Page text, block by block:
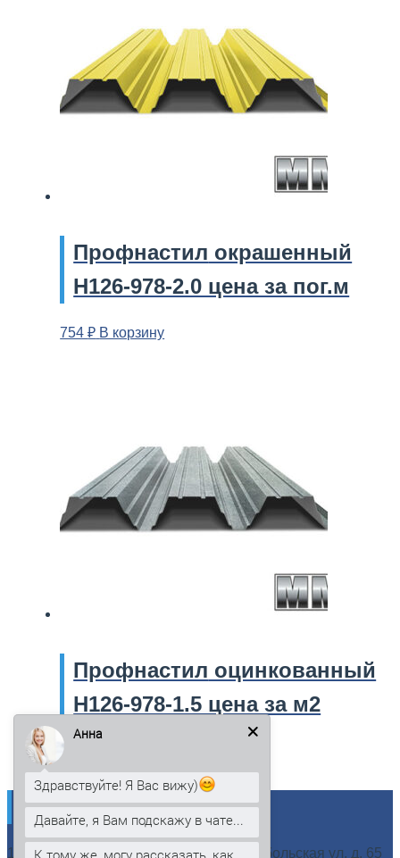
Профнастил окрашенный
Н126-978-2.0 цена за пог.м
754₽ В корзину
Профнастил оцинкованный
Н126-978-1.5 цена за м2
467
Контакты
197342, город Санкт-Петербург, Сердобольская ул, д. 65
Анна
Здравствуйте! Я Вас вижу)
Давайте, я Вам подскажу в чате...
К тому же, могу рассказать, как